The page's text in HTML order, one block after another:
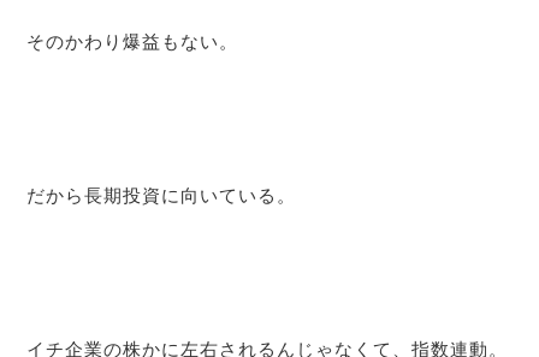
そのかわり爆益もない。
だから長期投資に向いている。
イチ企業の株かに左右されるんじゃなくて、指数連動。